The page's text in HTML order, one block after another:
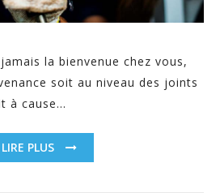
la bienvenue chez vous,
soit au niveau des joints
à cause...
LIRE PLUS